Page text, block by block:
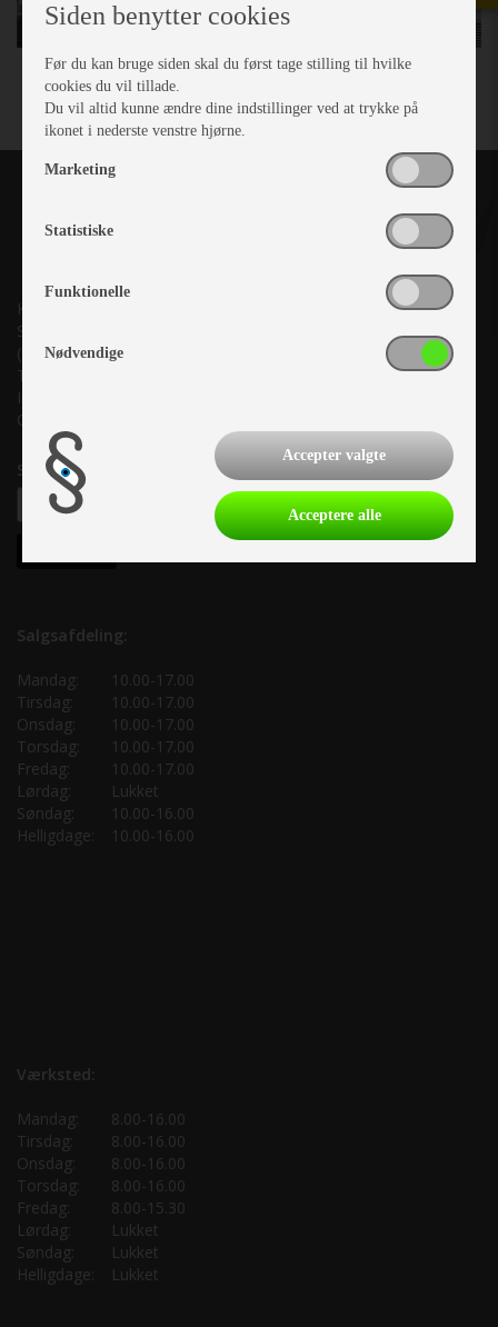
Kronjyllands Camping Center A/S
Suderholmen 10, 8960 Randers SØ
(Lige ud til Grenåvej)
Tlf. +45 87 10 98 70
Info@as-kcc.dk
CVR: 33 38 77 33
Samtykke til nyhedsbrev
Salgsafdeling:
Mandag:
10.00-17.00
Tirsdag:
10.00-17.00
Onsdag:
10.00-17.00
Torsdag:
10.00-17.00
Fredag:
10.00-17.00
Lørdag:
Lukket
Søndag:
10.00-16.00
Helligdage:
10.00-16.00
Værksted:
Mandag:
8.00-16.00
Tirsdag:
8.00-16.00
Onsdag:
8.00-16.00
Torsdag:
8.00-16.00
Fredag:
8.00-15.30
Lørdag:
Lukket
Søndag:
Lukket
Helligdage:
Lukket
Siden benytter cookies
Før du kan bruge siden skal du først tage stilling til hvilke
cookies du vil tillade.
Du vil altid kunne ændre dine indstillinger ved at trykke på
ikonet i nederste venstre hjørne.
Marketing
Statistiske
Funktionelle
Nødvendige
Accepter valgte
Acceptere alle